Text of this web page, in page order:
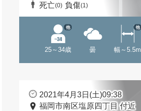
死亡(0) 負傷(1)
25～34歳
他
曇 幅～5.5m
他
2021年4月3日(土)09:38
福岡市南区塩原四丁目 付近